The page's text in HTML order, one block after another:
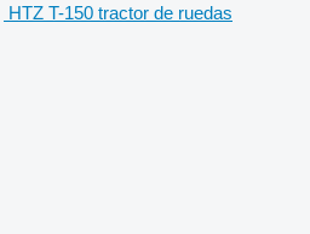
HTZ T-150 tractor de ruedas